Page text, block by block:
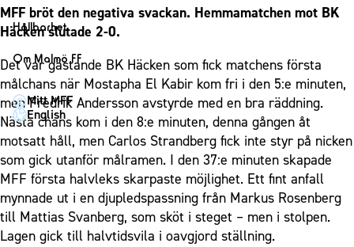
Ledarstab
Fotbollsnätverket
P19
F19
P17
F17
Malmö Trophy
Klubbstolar
Partner dam
Erics Bar & Restaurang
Matchdag på Eleda Stadion
MFF-museet & rundvandringar
1910 Event
Konferens
Möte
Mässa
Sommarfest
Julshow
Inspiration
Vanliga frågor om 1910 Event
Hållbarhet
Hållbarhet
Himmelsblå framtid – en match för miljön
MFF i samhället
Laget för alla
Nattfotboll
Himmelsblå Tillsammans
Karriärakademin
Grundskolefotboll mot rasismer
Om Malmö FF
Om Malmö FF
Kontakt
Press och media
Historik – herrlaget
Historik – damlaget
Närstående organisationer
Policydokument
Mitt MFF
English
MFF bröt den negativa svackan. Hemmamatchen mot BK
Häcken slutade 2-0.
Det var gästande BK Häcken som fick matchens första
målchans när Mostapha El Kabir kom fri i den 5:e minuten,
men Fredrik Andersson avstyrde med en bra räddning.
Nästa chans kom i den 8:e minuten, denna gången åt
motsatt håll, men Carlos Strandberg fick inte styr på nicken
som gick utanför målramen. I den 37:e minuten skapade
MFF första halvleks skarpaste möjlighet. Ett fint anfall
mynnade ut i en djupledspassning från Markus Rosenberg
till Mattias Svanberg, som sköt i steget – men i stolpen.
Lagen gick till halvtidsvila i oavgjord ställning.